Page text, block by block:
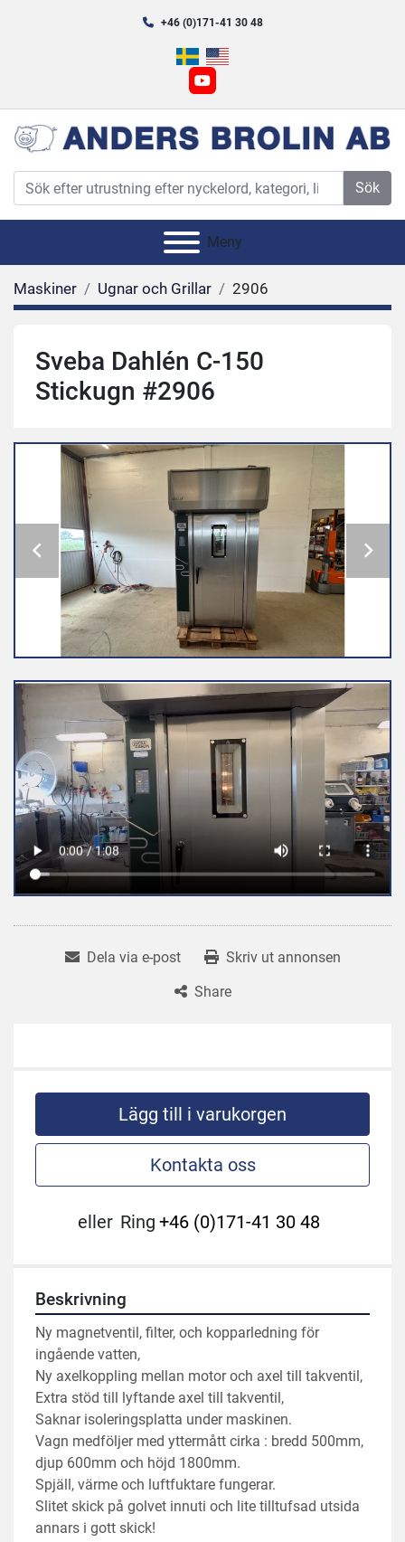
+46 (0)171-41 30 48
youtube
Sök
Meny
Maskiner Ugnar och Grillar 2906
Sveba Dahlén C-150
Stickugn #2906
Dela via e-post
Skriv ut annonsen
Share
Lägg till i varukorgen
Kontakta oss
eller Ring +46 (0)171-41 30 48
Beskrivning
Ny magnetventil, filter, och kopparledning för
ingående vatten,
Ny axelkoppling mellan motor och axel till takventil,
Extra stöd till lyftande axel till takventil,
Saknar isoleringsplatta under maskinen.
Vagn medföljer med yttermått cirka : bredd 500mm,
djup 600mm och höjd 1800mm.
Spjäll, värme och luftfuktare fungerar.
Slitet skick på golvet innuti och lite tilltufsad utsida
annars i gott skick!